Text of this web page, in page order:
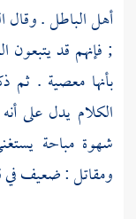
أهل الباطل . وقال
; فإنهم قد
بأنها معصية . ثم
الكلام يدل على
شهوة مباحة
ومقاتل: ضعيف في